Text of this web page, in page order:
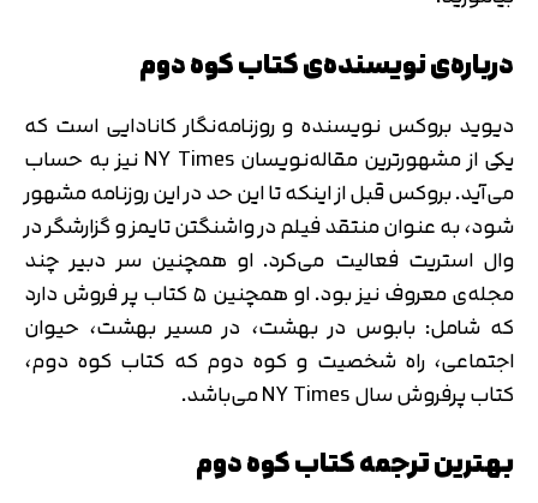
درباره‌ی نویسنده‌ی کتاب کوه دوم
دیوید بروکس نویسنده و روزنامه‌نگار کانادایی است که
یکی از مشهورترین مقاله‌نویسان NY Times نیز به حساب
می‌آید. بروکس قبل از اینکه تا این حد در این روزنامه مشهور
شود، به عنوان منتقد فیلم در واشنگتن تایمز و گزارشگر در
وال استریت فعالیت می‌کرد. او همچنین سر دبیر چند
مجله‌ی معروف نیز بود. او همچنین ۵ کتاب پر فروش دارد
که شامل: بابوس در بهشت، در مسیر بهشت، حیوان
اجتماعی، راه شخصیت و کوه دوم که کتاب کوه دوم،
کتاب پرفروش سال NY Times می‌باشد.
بهترین ترجمه کتاب کوه دوم